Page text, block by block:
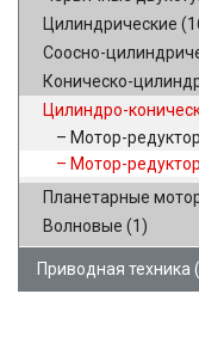
Цилиндрические
Соосно-
Коническо-
Цилиндро-
Мотор-
Мотор-
Планетарные
Волновые (1)
Приводная техника